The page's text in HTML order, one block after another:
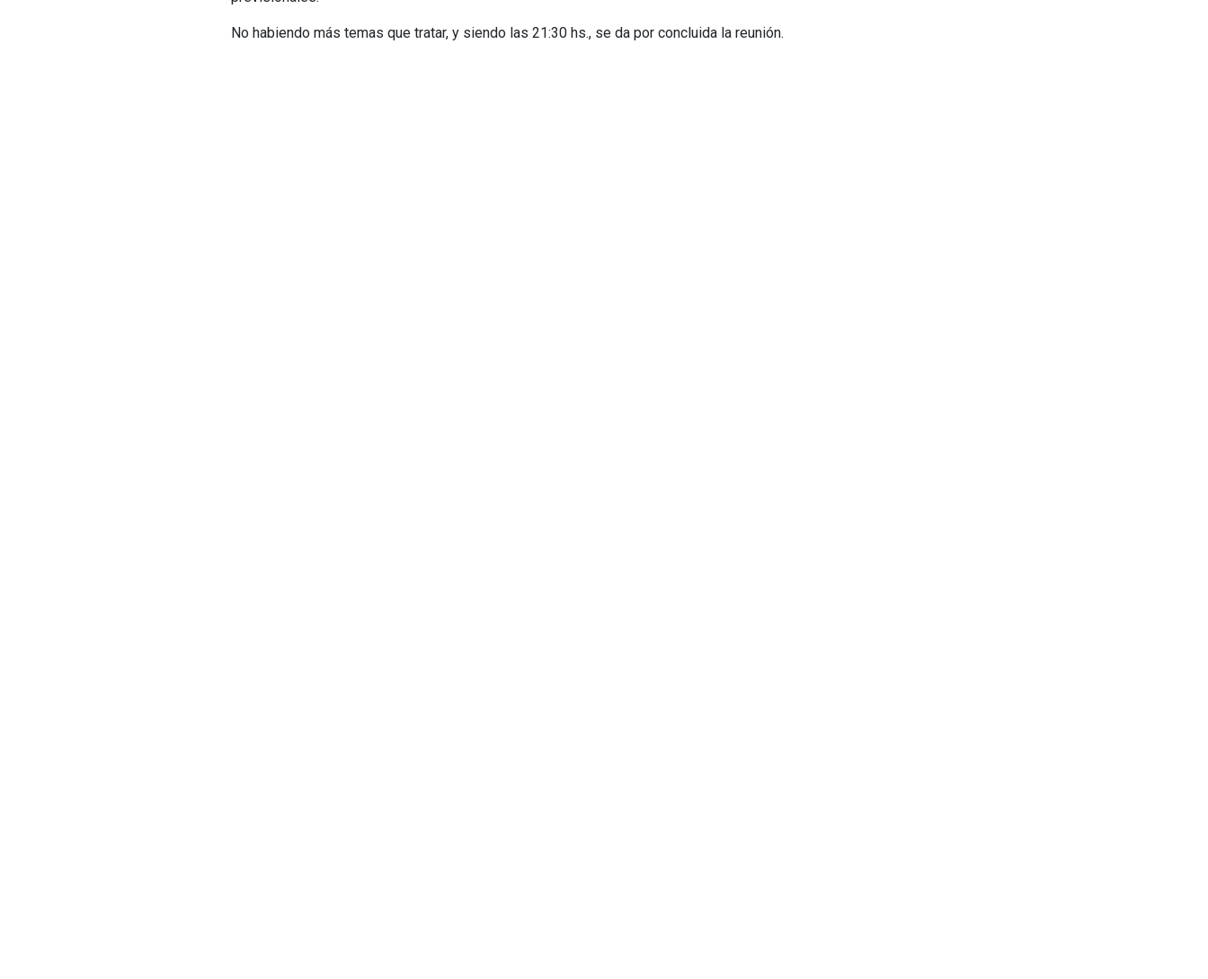
No habiendo más temas que tratar, y siendo las 21:30 hs., se da por concluida la reunión.